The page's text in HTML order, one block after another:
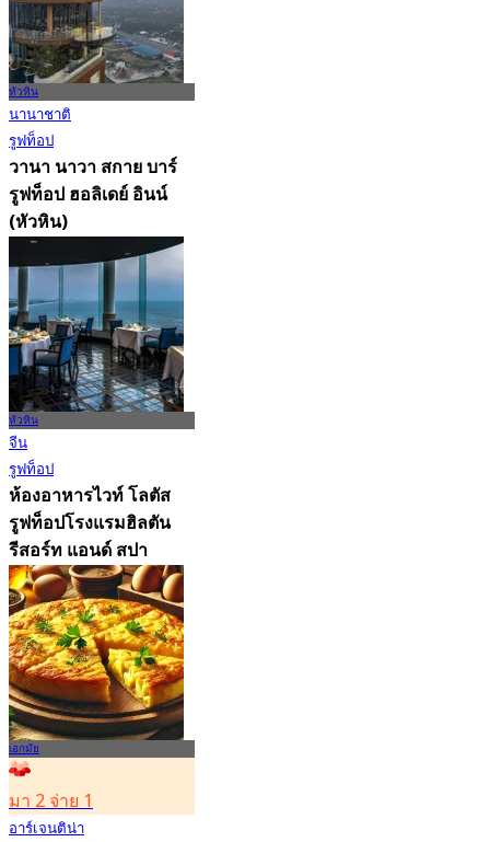
หัวหิน
นานาชาติ
รูฟท็อป
วานา นาวา สกาย บาร์
รูฟท็อป ฮอลิเดย์ อินน์
(หัวหิน)
4.8
2.7K การจอง
จาก฿ 647.5
หัวหิน
จีน
รูฟท็อป
ห้องอาหารไวท์ โลตัส
รูฟท็อปโรงแรมฮิลตัน
รีสอร์ท แอนด์ สปา
(หัวหิน)
4.9
3.3K การจอง
จาก฿ 700
เอกมัย
มา 2 จ่าย 1
อาร์เจนติน่า